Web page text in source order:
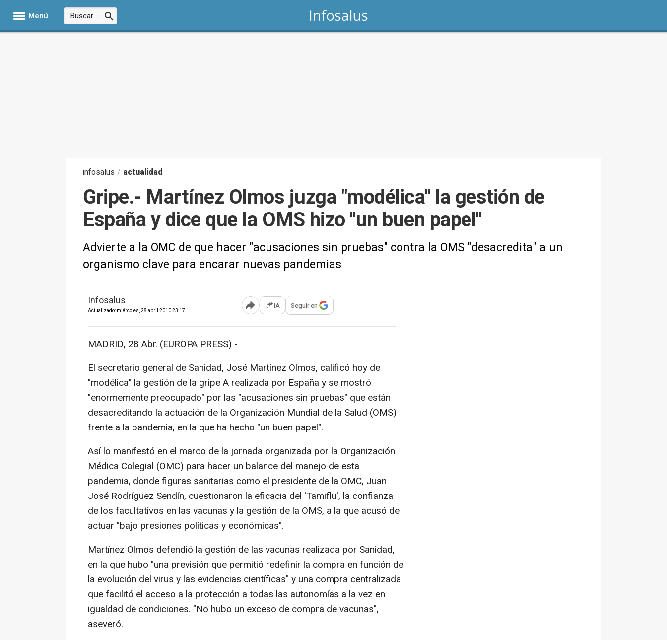
Menú
infosalus / actualidad
Gripe.- Martínez Olmos juzga "modélica" la gestión de
España y dice que la OMS hizo "un buen papel"
Advierte a la OMC de que hacer "acusaciones sin pruebas" contra la OMS "desacredita" a un
organismo clave para encarar nuevas pandemias
Infosalus
Actualizado: miércoles, 28 abril 2010 23:17 Abrir opciones para compartir
IA Seguir en
MADRID, 28 Abr. (EUROPA PRESS) -
El secretario general de Sanidad, José Martínez Olmos, calificó hoy de
"modélica" la gestión de la gripe A realizada por España y se mostró
"enormemente preocupado" por las "acusaciones sin pruebas" que están
desacreditando la actuación de la Organización Mundial de la Salud (OMS)
frente a la pandemia, en la que ha hecho "un buen papel".
Así lo manifestó en el marco de la jornada organizada por la Organización
Médica Colegial (OMC) para hacer un balance del manejo de esta
pandemia, donde figuras sanitarias como el presidente de la OMC, Juan
José Rodríguez Sendín, cuestionaron la eficacia del 'Tamiflu', la confianza
de los facultativos en las vacunas y la gestión de la OMS, a la que acusó de
actuar "bajo presiones políticas y económicas".
Martínez Olmos defendió la gestión de las vacunas realizada por Sanidad,
en la que hubo "una previsión que permitió redefinir la compra en función de
la evolución del virus y las evidencias científicas" y una compra centralizada
que facilitó el acceso a la protección a todas las autonomías a la vez en
igualdad de condiciones. "No hubo un exceso de compra de vacunas",
aseveró.